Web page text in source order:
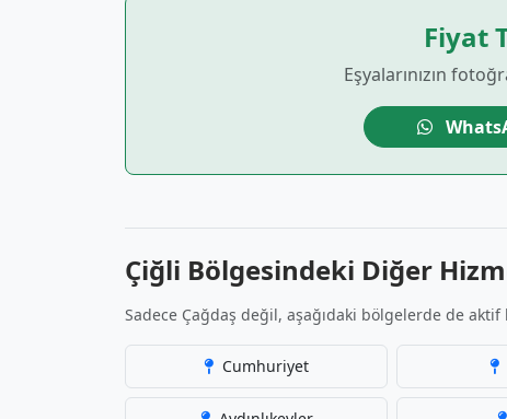
Fiyat
Eşyalarınızın
Çiğli Bölgesindeki Diğer
Sadece Çağdaş değil, aşağıdaki bölgelerde de
Cumhuriyet